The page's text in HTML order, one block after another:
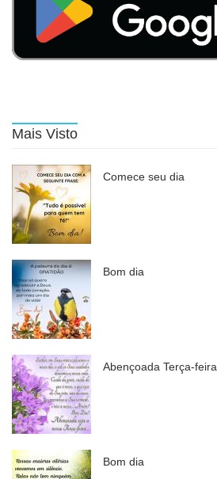
Mais Visto
Comece seu dia
Bom dia
Abençoada Terça-feira
Bom dia